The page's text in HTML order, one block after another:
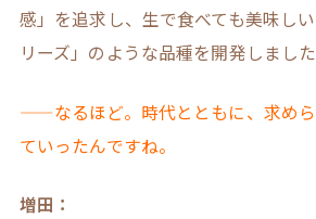
感」を追求し、生で食べても美味し
リーズ」のような品種を開発しました
——なるほど。時代とともに、求め
ていったんですね。
増田：